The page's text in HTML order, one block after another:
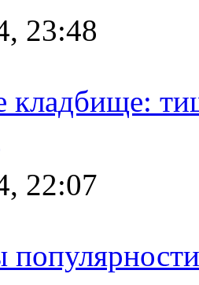
23:48
кладбище:
22:07